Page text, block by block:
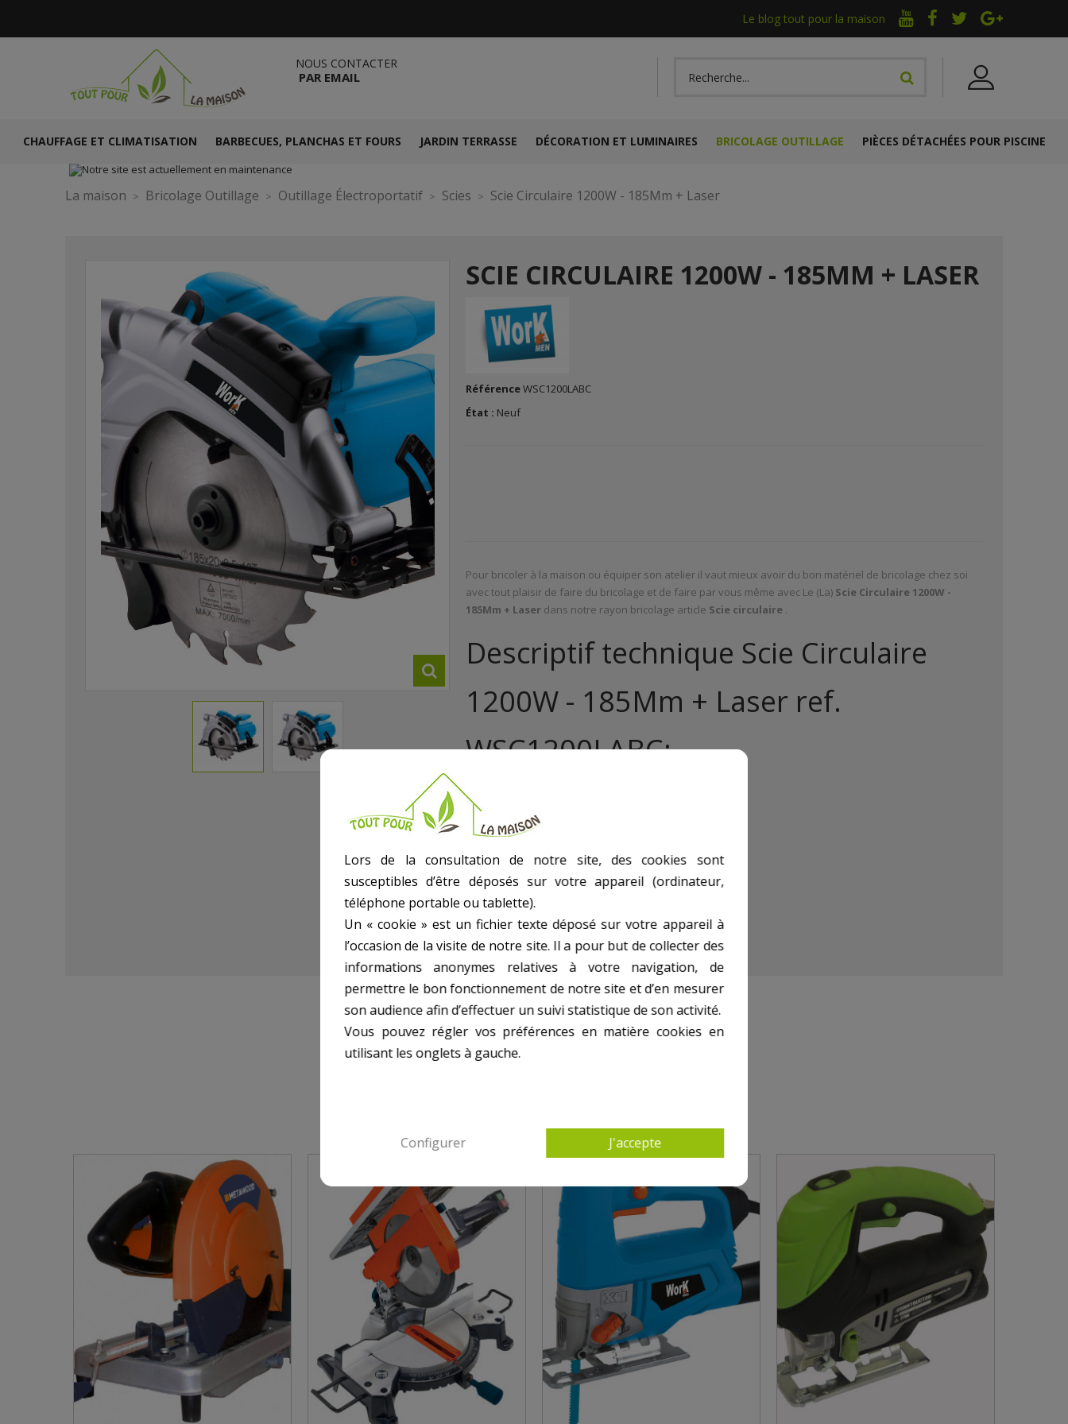
Le blog tout pour la maison
NOUS CONTACTER
PAR EMAIL
CHAUFFAGE ET CLIMATISATION BARBECUES, PLANCHAS ET FOURS JARDIN TERRASSE DÉCORATION ET LUMINAIRES BRICOLAGE OUTILLAGE PIÈCES DÉTACHÉES POUR PISCINE
La maison Bricolage Outillage Outillage Électroportatif Scies Scie Circulaire 1200W - 185Mm + Laser
SCIE CIRCULAIRE 1200W - 185MM + LASER
RéférenceWSC1200LABC
État : Neuf
Pour bricoler à la maison ou équiper son atelier il vaut mieux avoir du bon matériel de bricolage chez soi
avec tout plaisir de faire du bricolage et de faire par vous même avec Le (La) Scie Circulaire 1200W -
185Mm + Laser dans notre rayon bricolage article Scie circulaire .
Descriptif technique Scie Circulaire
1200W - 185Mm + Laser ref.
WSC1200LABC:
- Puissance : 1200W
- Vitesse : 4500T/Min
- Diamètre Lame : 185Mm
- Equipée D'Un Laser
- Livrée En Boite Couleur
- Poids kg(environ) : 3.5
- Garantie : 2 an(s)
9 AUTRES PRODUITS DANS SCIES
Lors de la consultation de notre site, des cookies sont
susceptibles d’être déposés sur votre appareil (ordinateur,
téléphone portable ou tablette).
Un « cookie » est un fichier texte déposé sur votre appareil à
l’occasion de la visite de notre site. Il a pour but de collecter des
informations anonymes relatives à votre navigation, de
permettre le bon fonctionnement de notre site et d’en mesurer
son audience afin d’effectuer un suivi statistique de son activité.
Vous pouvez régler vos préférences en matière cookies en
utilisant les onglets à gauche.
Configurer J'accepte